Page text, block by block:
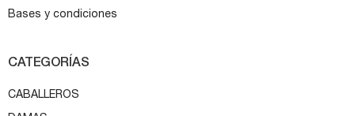
Bases y condiciones
CATEGORÍAS
CABALLEROS